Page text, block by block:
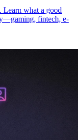
Learn what a good
fintech, e-